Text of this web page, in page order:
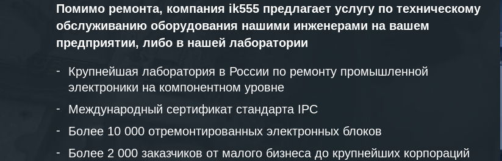
Помимо ремонта, компания ik555 предлагает услугу по техническому
обслуживанию оборудования нашими инженерами на вашем
предприятии, либо в нашей лаборатории
Крупнейшая лаборатория в России по ремонту промышленной
электроники на компонентном уровне
Международный сертификат стандарта IPC
Более 10 000 отремонтированных электронных блоков
Более 2 000 заказчиков от малого бизнеса до крупнейших корпораций